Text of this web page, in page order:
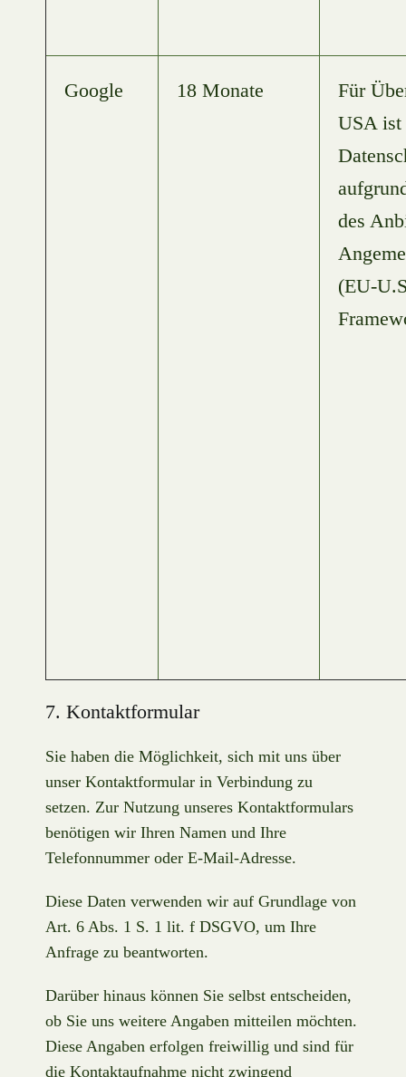
Google 18 Monate
Für
USA ist
des
(EU-
7. Kontaktformular
Sie haben die Möglichkeit, sich mit uns über
unser Kontaktformular in Verbindung zu
setzen. Zur Nutzung unseres Kontaktformulars
benötigen wir Ihren Namen und Ihre
Telefonnummer oder E-Mail-Adresse.
Diese Daten verwenden wir auf Grundlage von
Art. 6 Abs. 1 S. 1 lit. f DSGVO, um Ihre
Anfrage zu beantworten.
Darüber hinaus können Sie selbst entscheiden,
ob Sie uns weitere Angaben mitteilen möchten.
Diese Angaben erfolgen freiwillig und sind für
die Kontaktaufnahme nicht zwingend